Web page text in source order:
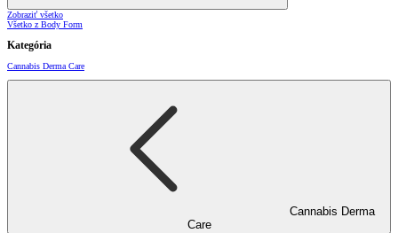
Zobraziť všetko
Všetko z Body Form
Kategória
Cannabis Derma Care
Cannabis Derma
Care